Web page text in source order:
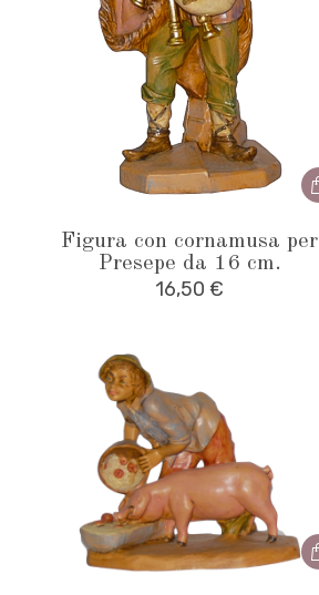
Figura con cornamusa per
Presepe da 16 cm.
16,50€